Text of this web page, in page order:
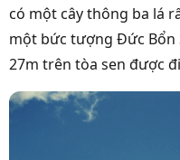
có một cây thông ba lá
một bức tượng Đức Bổn
27m trên tòa sen được